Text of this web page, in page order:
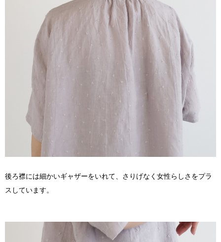
後ろ襟には細かいギャザーをいれて、さりげなく女性らしさをプラ
スしています。